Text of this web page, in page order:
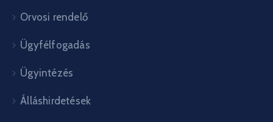
Orvosi rendelő
Ügyfélfogadás
Ügyintézés
Álláshirdetések